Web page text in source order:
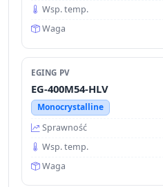
Wsp. temp.
Waga
EGING PV
EG-400M54-HLV
Monocrystalline
Sprawność
Wsp. temp.
Waga